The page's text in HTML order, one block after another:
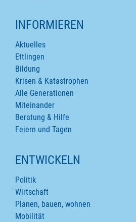
INFORMIEREN
Aktuelles
Ettlingen
Bildung
Krisen & Katastrophen
Alle Generationen
Miteinander
Beratung & Hilfe
Feiern und Tagen
ENTWICKELN
Politik
Wirtschaft
Planen, bauen, wohnen
Mobilität